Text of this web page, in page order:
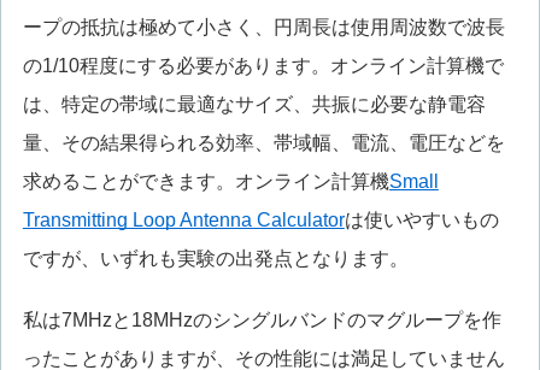
ープの抵抗は極めて小さく、円周長は使用周波数で波長
の1/10程度にする必要があります。オンライン計算機で
は、特定の帯域に最適なサイズ、共振に必要な静電容
量、その結果得られる効率、帯域幅、電流、電圧などを
求めることができます。オンライン計算機Small
Transmitting Loop Antenna Calculatorは使いやすいもの
ですが、いずれも実験の出発点となります。
私は7MHzと18MHzのシングルバンドのマグループを作
ったことがありますが、その性能には満足していません